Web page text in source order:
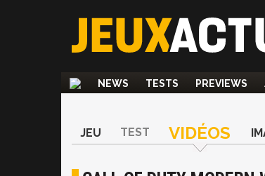
NEWS TESTS PREVIEWS
JEU TEST VIDÉOS